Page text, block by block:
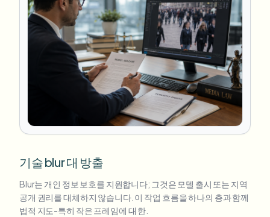
기술 blur 대 방출
Blur는 개인 정보 보호를 지원합니다; 그것은 모델 출시 또는 지역
공개 권리를 대체하지 않습니다. 이 작업 흐름을 하나의 층과 함께
법적 지도-특히 작은 프레임에 대 한.